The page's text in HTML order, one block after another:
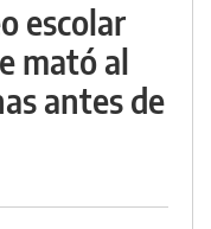
escolar
mató al
antes de